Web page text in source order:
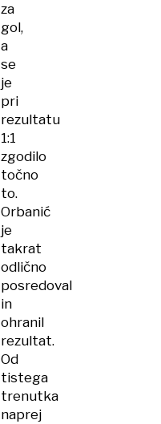
za
gol,
a
se
je
pri
rezultatu
1:1
zgodilo
točno
to.
Orbanić
je
takrat
odlično
posredoval
in
ohranil
rezultat.
Od
tistega
trenutka
naprej